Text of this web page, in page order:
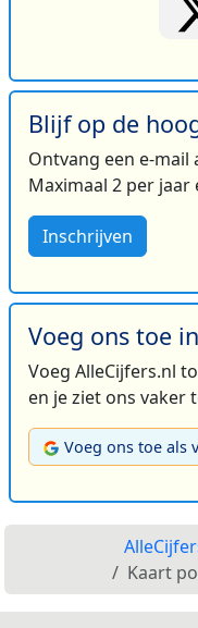
Blijf op de
Ontvang een e-
Maximaal 2 per
Inschrijven
Voeg ons toe
Voeg AlleCijfers.nl
en je ziet ons vaker
Voeg ons toe als
Kaart